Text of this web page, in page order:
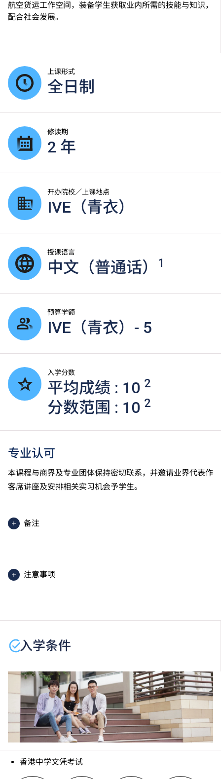
航空货运工作空间，装备学生获取业内所需的技能与知识，
配合社会发展。
上课形式
全日制
修读期
2 年
开办院校／上课地点
IVE（青衣）
授课语言
中文（普通话） 1
预算学额
IVE（青衣）- 5
入学分数
平均成绩 : 10 2
分数范围 : 10 2
专业认可
本课程与商界及专业团体保持密切联系，并邀请业界代表作
客席讲座及安排相关实习机会予学生。
备注
考试中最佳五科成绩（包括中国语文及英国语文）的分
数。分数只供参考。（分数对应为：5**=7分；5*=6
注意事项
学生或须于其他VTC院校上课。VTC可因应情况取消任
分校／上课地点。
入学条件
香港中学文凭考试